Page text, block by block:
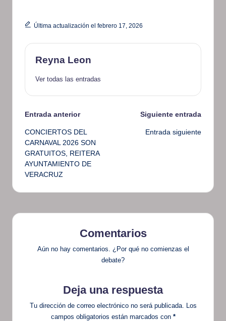
Última actualización el febrero 17, 2026
Reyna Leon
Ver todas las entradas
Navegación
de
entradas
Entrada anterior
CONCIERTOS DEL
CARNAVAL 2026 SON
GRATUITOS, REITERA
AYUNTAMIENTO DE
VERACRUZ
Siguiente entrada
Entrada siguiente
Comentarios
Aún no hay comentarios. ¿Por qué no comienzas el
debate?
Deja una respuesta
Tu dirección de correo electrónico no será publicada.
Los
campos obligatorios están marcados con *